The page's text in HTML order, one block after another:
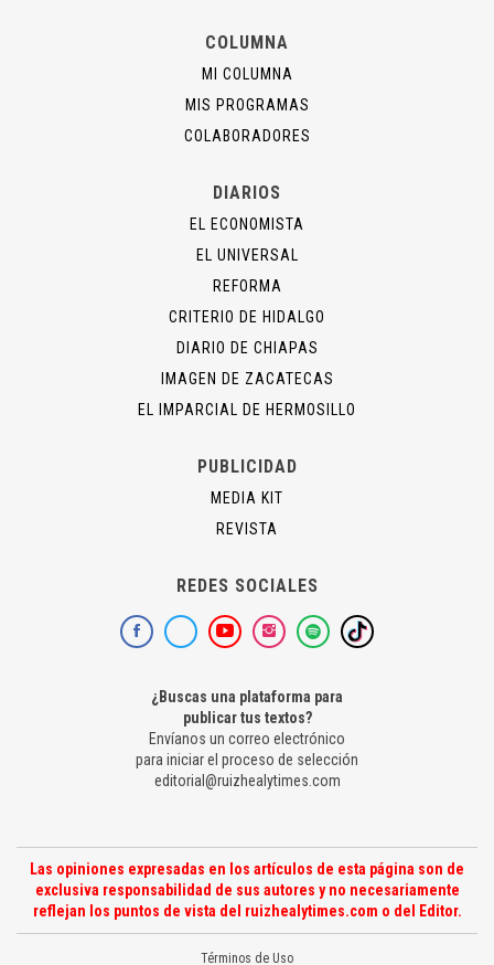
COLUMNA
MI COLUMNA
MIS PROGRAMAS
COLABORADORES
DIARIOS
EL ECONOMISTA
EL UNIVERSAL
REFORMA
CRITERIO DE HIDALGO
DIARIO DE CHIAPAS
IMAGEN DE ZACATECAS
EL IMPARCIAL DE HERMOSILLO
PUBLICIDAD
MEDIA KIT
REVISTA
REDES SOCIALES
¿Buscas una plataforma para
publicar tus textos?
Envíanos un correo electrónico
para iniciar el proceso de selección
editorial@ruizhealytimes.com
Las opiniones expresadas en los artículos de esta página son de
exclusiva responsabilidad de sus autores y no necesariamente
reflejan los puntos de vista del ruizhealytimes.com o del Editor.
Términos de Uso